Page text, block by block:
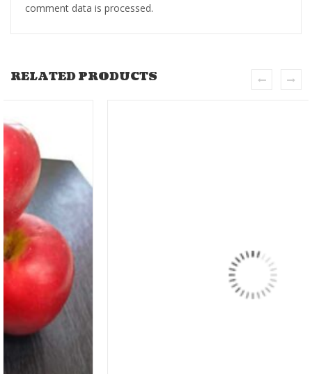
comment data is processed.
RELATED PRODUCTS